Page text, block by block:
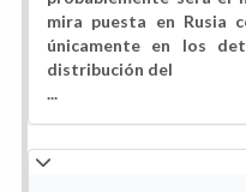
mira puesta en Rusia
únicamente en los
distribución del
...